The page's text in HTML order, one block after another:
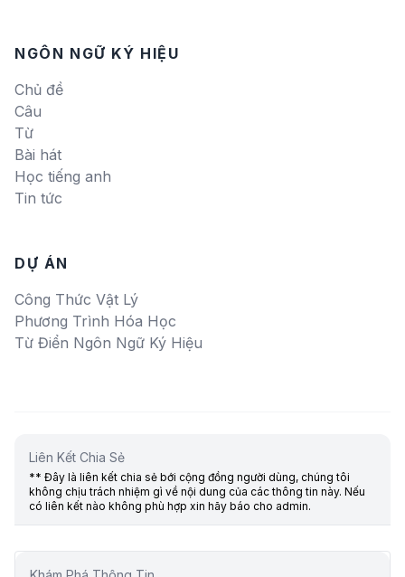
NGÔN NGỮ KÝ HIỆU
Chủ đề
Câu
Từ
Bài hát
Học tiếng anh
Tin tức
DỰ ÁN
Công Thức Vật Lý
Phương Trình Hóa Học
Từ Điển Ngôn Ngữ Ký Hiệu
Liên Kết Chia Sẻ
** Đây là liên kết chia sẻ bới cộng đồng người dùng, chúng tôi
không chịu trách nhiệm gì về nội dung của các thông tin này. Nếu
có liên kết nào không phù hợp xin hãy báo cho admin.